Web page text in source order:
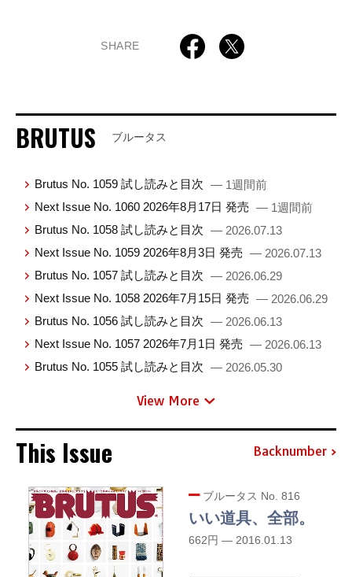
SHARE
BRUTUS ブルータス
Brutus No. 1059 試し読みと目次 — 1週間前
Next Issue No. 1060 2026年8月17日 発売 — 1週間前
Brutus No. 1058 試し読みと目次 — 2026.07.13
Next Issue No. 1059 2026年8月3日 発売 — 2026.07.13
Brutus No. 1057 試し読みと目次 — 2026.06.29
Next Issue No. 1058 2026年7月15日 発売 — 2026.06.29
Brutus No. 1056 試し読みと目次 — 2026.06.13
Next Issue No. 1057 2026年7月1日 発売 — 2026.06.13
Brutus No. 1055 試し読みと目次 — 2026.05.30
View More
This Issue Backnumber
ブルータス No. 816
いい道具、全部。
662円 — 2016.01.13